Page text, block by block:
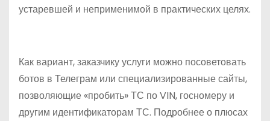
устаревшей и неприменимой в практических целях.
Как вариант, заказчику услуги можно посоветовать
ботов в Телеграм или специализированные сайты,
позволяющие «пробить» ТС по VIN, госномеру и
другим идентификаторам ТС. Подробнее о плюсах